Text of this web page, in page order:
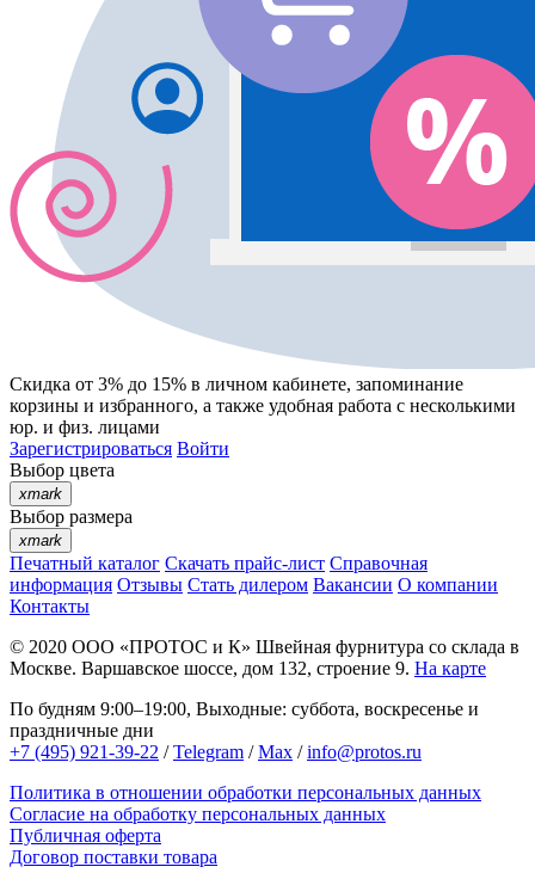
Скидка от 3% до 15% в личном кабинете, запоминание
корзины и избранного, а также удобная работа с несколькими
юр. и физ. лицами
Зарегистрироваться Войти
Выбор цвета
xmark
Выбор размера
xmark
Печатный каталог Скачать прайс-лист Справочная
информация Отзывы Стать дилером Вакансии О компании
Контакты
© 2020 ООО «ПРОТОС и К» Швейная фурнитура со склада в
Москве. Варшавское шоссе, дом 132, строение 9. На карте
По будням 9:00–19:00, Выходные: суббота, воскресенье и
праздничные дни
+7 (495) 921-39-22 /Telegram /Max /info@protos.ru
Политика в отношении обработки персональных данных
Согласие на обработку персональных данных
Публичная оферта
Договор поставки товара